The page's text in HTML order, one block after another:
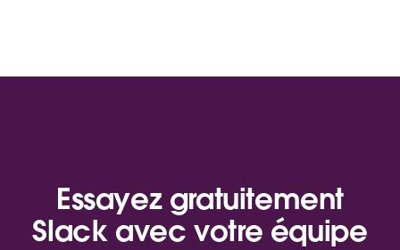
Essayez gratuitement
Slack avec votre équipe